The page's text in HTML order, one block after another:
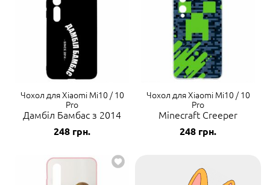
Чохол для Xiaomi Mi10 / 10
Pro
Дамбіл Бамбас з 2014
248 грн.
Чохол для Xiaomi Mi10 / 10
Pro
Minecraft Creeper
248 грн.